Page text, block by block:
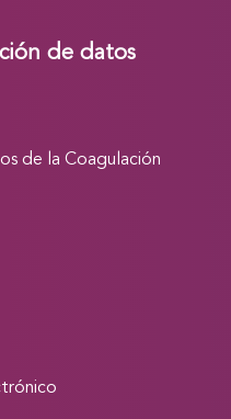
de datos
de la Coagulación